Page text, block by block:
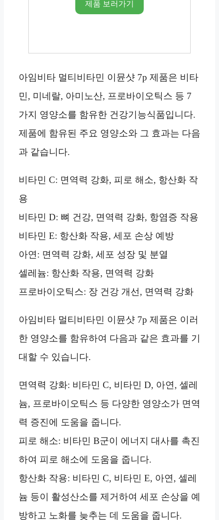
제품 보러가기
아임비타 멀티비타민 이뮨샷 7p 제품은 비타
민, 미네랄, 아미노산, 프로바이오틱스 등 7
가지 영양소를 함유한 건강기능식품입니다.
제품에 함유된 주요 영양소와 그 효과는 다음
과 같습니다.
비타민 C: 면역력 강화, 피로 해소, 항산화 작
용
비타민 D: 뼈 건강, 면역력 강화, 항염증 작용
비타민 E: 항산화 작용, 세포 손상 예방
아연: 면역력 강화, 세포 성장 및 분열
셀레늄: 항산화 작용, 면역력 강화
프로바이오틱스: 장 건강 개선, 면역력 강화
아임비타 멀티비타민 이뮨샷 7p 제품은 이러
한 영양소를 함유하여 다음과 같은 효과를 기
대할 수 있습니다.
면역력 강화: 비타민 C, 비타민 D, 아연, 셀레
늄, 프로바이오틱스 등 다양한 영양소가 면역
력 증진에 도움을 줍니다.
피로 해소: 비타민 B군이 에너지 대사를 촉진
하여 피로 해소에 도움을 줍니다.
항산화 작용: 비타민 C, 비타민 E, 아연, 셀레
늄 등이 활성산소를 제거하여 세포 손상을 예
방하고 노화를 늦추는 데 도움을 줍니다.